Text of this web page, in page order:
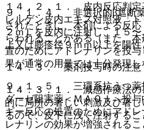
１４．２．１． 皮内反応判定
レルゲン皮内エキス対照液「
２ｍＬを皮内に注射し、１５
上又は膨疹径９ｍｍ以上を陽性
１４．３． 薬剤投与時の注意
１４．３．１． 減感作療法の
的に局所の著しい刺激及び著
るので、皮下に浅く注射するこ
９．１．４． 非選択的β遮断
されたときに、本剤による反
らわれることがある（また、
置のためにアドレナリンを投
果が通常の用量では十分発現し
９．１．５． 三環系抗うつ薬
ダーゼ阻害薬＜ＭＡＯＩ＞投
ギー反応の処置のためにアド
レナリンの効果が増強されるこ